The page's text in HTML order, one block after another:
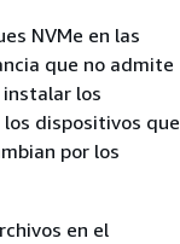
NVMe en las
que no admite
los
dispositivos que
por los
en el